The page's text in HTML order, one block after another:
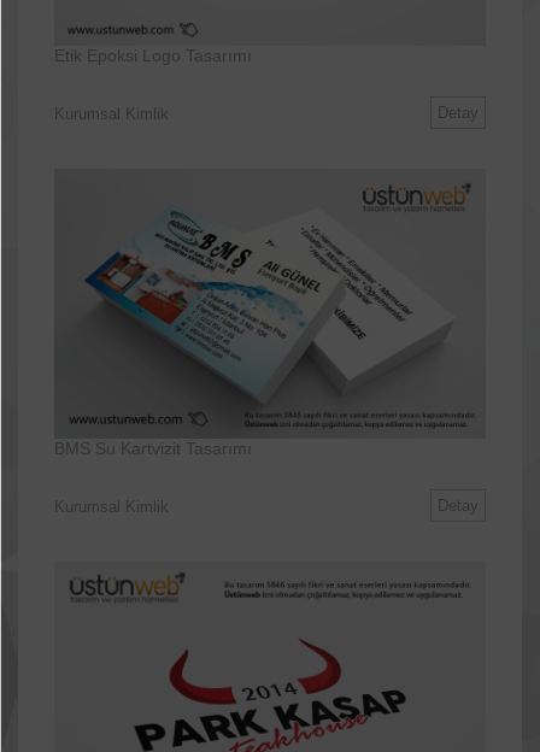
Etik Epoksi Logo Tasarımı
Kurumsal Kimlik Detay
BMS Su Kartvizit Tasarımı
Kurumsal Kimlik Detay